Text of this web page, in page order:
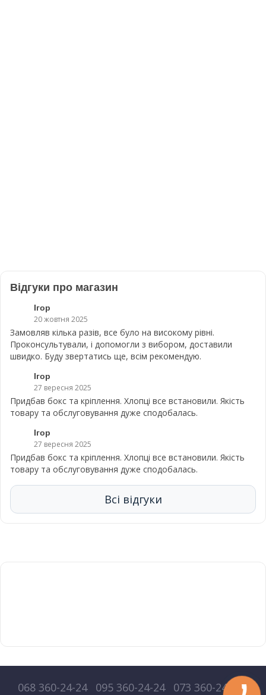
Відгуки про магазин
Ігор
20 жовтня 2025
Замовляв кілька разів, все було на високому рівні.
Проконсультували, і допомогли з вибором, доставили
швидко. Буду звертатись ще, всім рекомендую.
Ігор
27 вересня 2025
Придбав бокс та кріплення. Хлопці все встановили. Якість
товару та обслуговування дуже сподобалась.
Ігор
27 вересня 2025
Придбав бокс та кріплення. Хлопці все встановили. Якість
товару та обслуговування дуже сподобалась.
Всі відгуки
068 360-24-24 095 360-24-24 073 360-24-24